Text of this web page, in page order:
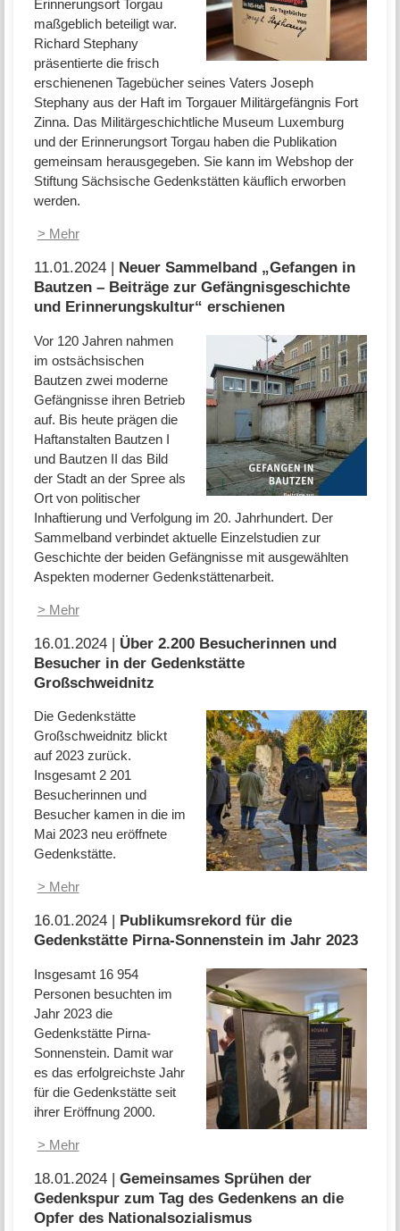
Erinnerungsort Torgau
maßgeblich beteiligt war.
Richard Stephany
präsentierte die frisch
erschienenen Tagebücher seines Vaters Joseph
Stephany aus der Haft im Torgauer Militärgefängnis Fort
Zinna. Das Militärgeschichtliche Museum Luxemburg
und der Erinnerungsort Torgau haben die Publikation
gemeinsam herausgegeben. Sie kann im Webshop der
Stiftung Sächsische Gedenkstätten käuflich erworben
werden.
> Mehr
11.01.2024 | Neuer Sammelband „Gefangen in
Bautzen – Beiträge zur Gefängnisgeschichte
und Erinnerungskultur“ erschienen
Vor 120 Jahren nahmen
im ostsächsischen
Bautzen zwei moderne
Gefängnisse ihren Betrieb
auf. Bis heute prägen die
Haft­anstalten Bautzen I
und Bautzen II das Bild
der Stadt an der Spree als
Ort von politischer
Inhaftierung und Verfolgung im 20. Jahr­hundert. Der
Sammel­band verbindet aktuelle Einzel­studien zur
Geschichte der beiden Gefängnisse mit ausgewählten
Aspekten moderner Gedenk­stätten­arbeit.
> Mehr
16.01.2024 | Über 2.200 Besucherinnen und
Besucher in der Gedenkstätte
Großschweidnitz
Die Gedenkstätte
Großschweidnitz blickt
auf 2023 zurück.
Insgesamt 2 201
Besucherinnen und
Besucher kamen in die im
Mai 2023 neu eröffnete
Gedenkstätte.
> Mehr
16.01.2024 | Publikumsrekord für die
Gedenkstätte Pirna-Sonnenstein im Jahr 2023
Insgesamt 16 954
Personen besuchten im
Jahr 2023 die
Gedenkstätte Pirna-
Sonnenstein. Damit war
es das erfolgreichste Jahr
für die Gedenkstätte seit
ihrer Eröffnung 2000.
> Mehr
18.01.2024 | Gemeinsames Sprühen der
Gedenkspur zum Tag des Gedenkens an die
Opfer des Nationalsozialismus